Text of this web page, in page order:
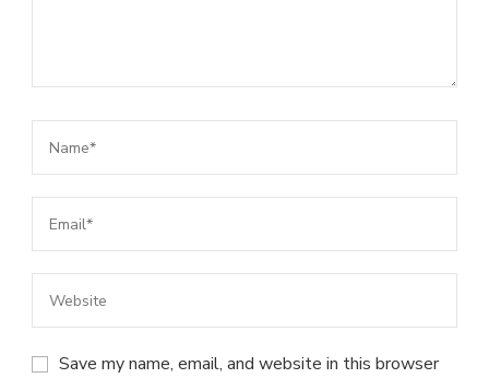
Save my name, email, and website in this browser